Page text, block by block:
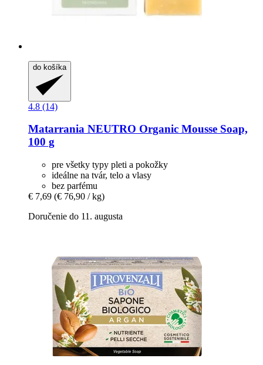
do košíka
4.8 (14)
Matarrania NEUTRO Organic Mousse Soap,
100 g
pre všetky typy pleti a pokožky
ideálne na tvár, telo a vlasy
bez parfému
€ 7,69 (€ 76,90 / kg)
Doručenie do 11. augusta